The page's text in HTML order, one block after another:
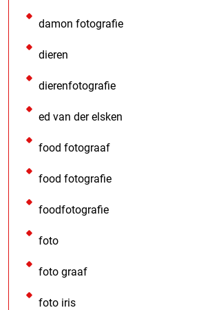
damon fotografie
dieren
dierenfotografie
ed van der elsken
food fotograaf
food fotografie
foodfotografie
foto
foto graaf
foto iris